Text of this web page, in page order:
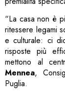
“La casa non è
ritessere legami
e culturale: ci
risposte più
mettono al
Mennea,
Puglia.